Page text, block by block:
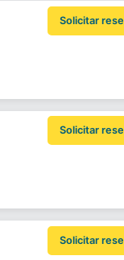
Solicitar
Solicitar
Solicitar